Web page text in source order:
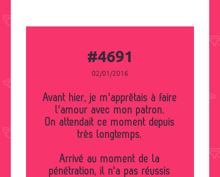
#4691
02/01/2016
Avant hier, je m'apprêtais à faire
l'amour avec mon patron.
On attendait ce moment depuis
très longtemps.
Arrivé au moment de la
pénétration, il n'a pas réussis